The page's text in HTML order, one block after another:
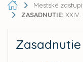
Mestské
ZASADNUTIE:
Zasadnutie